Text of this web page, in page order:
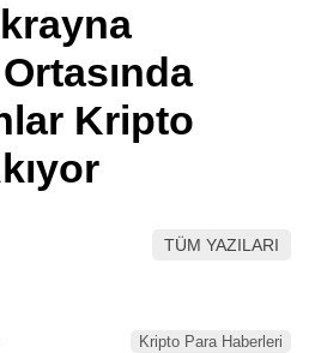
TikTok
Pinterest
Kripto
TÜM YAZILARI
Kripto Para Haberleri